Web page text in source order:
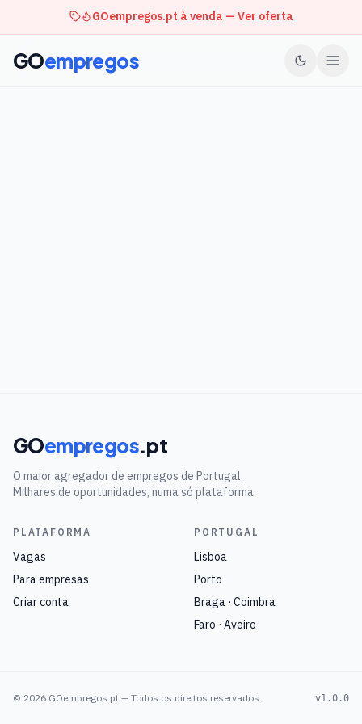
GOempregos.pt à venda — Ver oferta
GOempregos
GOempregos.pt
O maior agregador de empregos de Portugal.
Milhares de oportunidades, numa só plataforma.
PLATAFORMA
Vagas
Para empresas
Criar conta
PORTUGAL
Lisboa
Porto
Braga · Coimbra
Faro · Aveiro
© 2026 GOempregos.pt — Todos os direitos reservados. v1.0.0